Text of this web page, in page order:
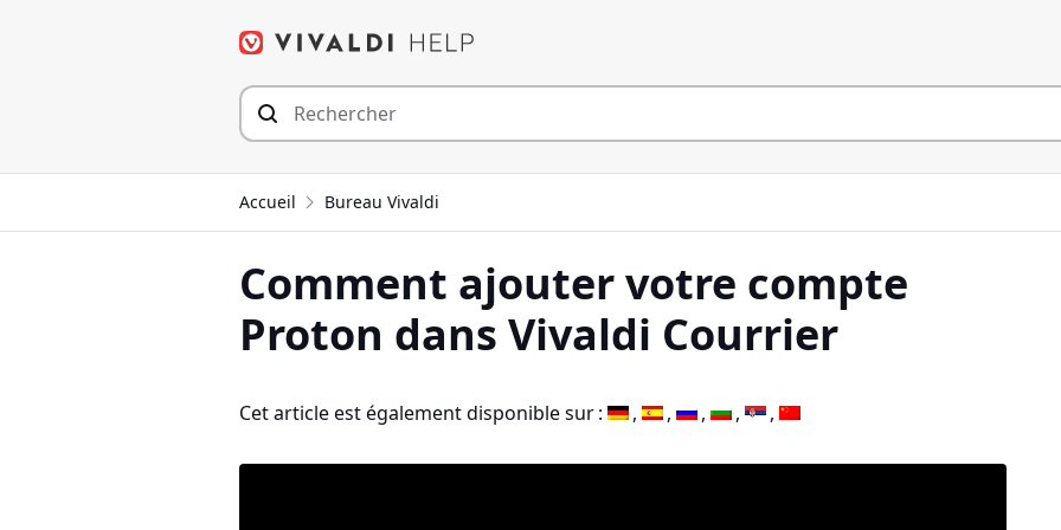
Accueil Bureau Vivaldi
Comment ajouter votre compte
Proton dans Vivaldi Courrier
Cet article est également disponible sur :